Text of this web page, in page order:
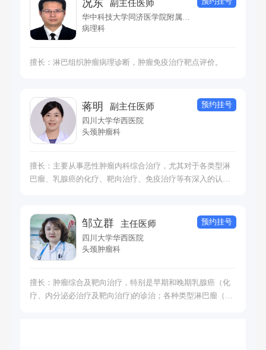
况东 副主任医师
华中科技大学同济医学院附属同济医院
病理科
擅长：淋巴组织肿瘤病理诊断，肿瘤免疫治疗靶点评价。
蒋明 副主任医师
四川大学华西医院
头颈肿瘤科
预约挂号
擅长：主要从事恶性肿瘤内科综合治疗，尤其对于各类型淋
巴瘤、乳腺癌的化疗、靶向治疗、免疫治疗等有深入的认识
邹立群 主任医师
四川大学华西医院
头颈肿瘤科
预约挂号
擅长：肿瘤综合及靶向治疗，特别是早期和晚期乳腺癌（化
疗、内分泌必治疗及靶向治疗)的诊治；各种类型淋巴瘤（初